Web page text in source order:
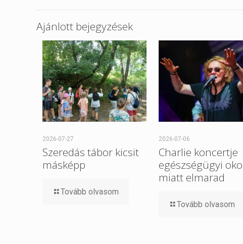
Ajánlott bejegyzések
2026-07-27
Szeredás tábor kicsit
másképp
Tovább olvasom
2026-07-06
Charlie koncertje
egészségügyi
miatt elmarad
Tovább olvasom